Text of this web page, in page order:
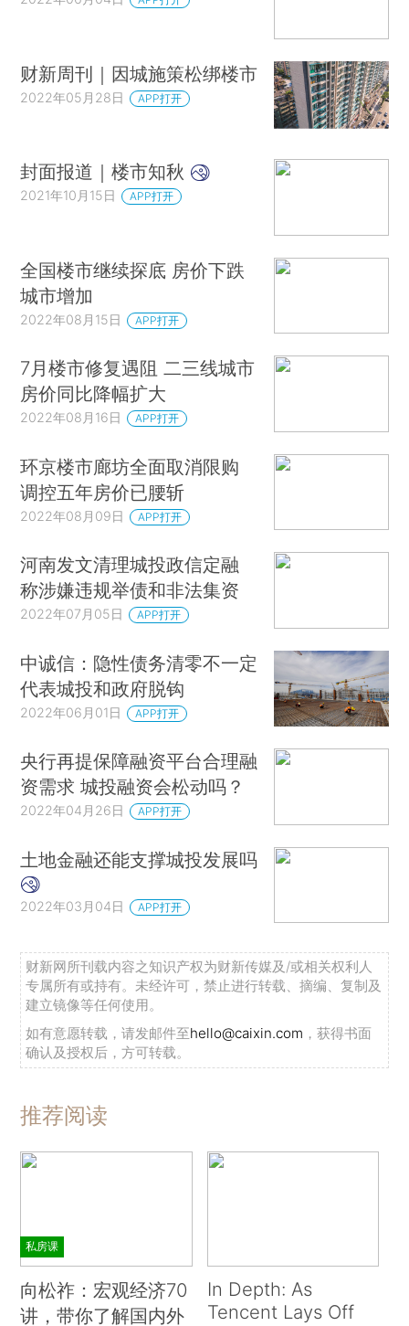
财新周刊｜因城施策松绑楼市
2022年05月28日 APP打开
封面报道｜楼市知秋
2021年10月15日 APP打开
全国楼市继续探底 房价下跌
城市增加
2022年08月15日 APP打开
7月楼市修复遇阻 二三线城市
房价同比降幅扩大
2022年08月16日 APP打开
环京楼市廊坊全面取消限购
调控五年房价已腰斩
2022年08月09日 APP打开
河南发文清理城投政信定融
称涉嫌违规举债和非法集资
2022年07月05日 APP打开
中诚信：隐性债务清零不一定
代表城投和政府脱钩
2022年06月01日 APP打开
央行再提保障融资平台合理融
资需求 城投融资会松动吗？
2022年04月26日 APP打开
土地金融还能支撑城投发展吗
2022年03月04日 APP打开
财新网所刊载内容之知识产权为财新传媒及/或相关权利人
专属所有或持有。未经许可，禁止进行转载、摘编、复制及
建立镜像等任何使用。
如有意愿转载，请发邮件至hello@caixin.com ，获得书面
确认及授权后，方可转载。
推荐阅读
私房课
向松祚：宏观经济70
讲，带你了解国内外
In Depth: As
Tencent Lays Off